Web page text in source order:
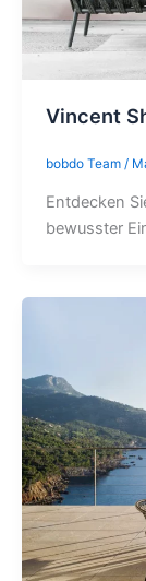
Vincent
bobdo Team /
Entdecken
bewusster